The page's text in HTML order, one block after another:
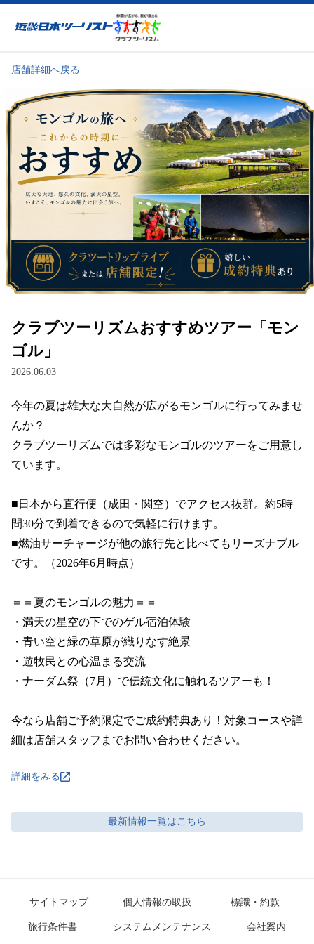
近畿日本ツーリスト
店舗詳細へ戻る
クラブツーリズムおすすめツアー「モン
ゴル」
2026.06.03
今年の夏は雄大な大自然が広がるモンゴルに行ってみませ
んか？
クラブツーリズムでは多彩なモンゴルのツアーをご用意し
ています。
■日本から直行便（成田・関空）でアクセス抜群。約5時
間30分で到着できるので気軽に行けます。
■燃油サーチャージが他の旅行先と比べてもリーズナブル
です。（2026年6月時点）
＝＝夏のモンゴルの魅力＝＝
・満天の星空の下でのゲル宿泊体験
・青い空と緑の草原が織りなす絶景
・遊牧民との心温まる交流
・ナーダム祭（7月）で伝統文化に触れるツアーも！
今なら店舗ご予約限定でご成約特典あり！対象コースや詳
細は店舗スタッフまでお問い合わせください。
詳細をみる
最新情報一覧はこちら
サイトマップ 個人情報の取扱 標識・約款
旅行条件書 システムメンテナンス 会社案内